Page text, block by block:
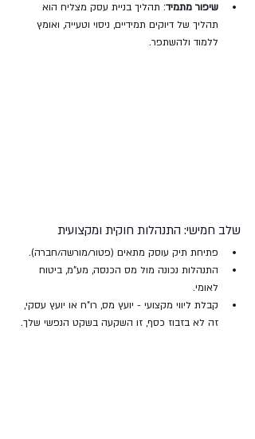
שיפור מתמיד: תהליך בניית עסק מצליח הוא
תהליך של דיוקים תמידיים, ניסוי וטעייה, ואומץ
ללמוד ולהשתפר.
שלב חמישי: התנהלות חוקית ומקצועית
פתיחת תיק עוסק מתאים (פטור/מורשה/חברה).
התנהלות נכונה מול מס הכנסה, מע”מ, ביטוח
לאומי.
קבלת ליווי מקצועי - יועץ מס, רו"ח או יועץ עסקי,
זה לא בזבוז כסף, זו השקעה בשקט הנפשי שלך.